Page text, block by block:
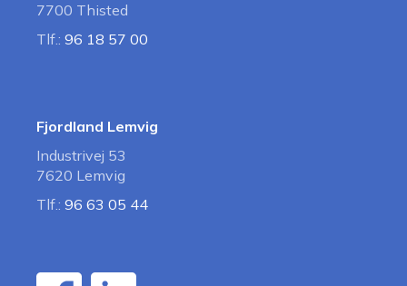
7700 Thisted
Tlf.: 96 18 57 00
Fjordland Lemvig
Industrivej 53
7620 Lemvig
Tlf.: 96 63 05 44